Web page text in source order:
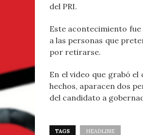
del PRI.
Este acontecimiento
a las personas que
por retirarse.
En el video que grabó
hechos, aparacen dos
del candidato a
TAGS HEADLINE